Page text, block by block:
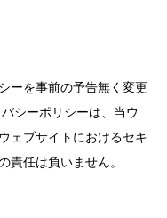
ーを事前の予告無く変更
シーポリシーは、当ウ
ェブサイトにおけるセキ
責任は負いません。